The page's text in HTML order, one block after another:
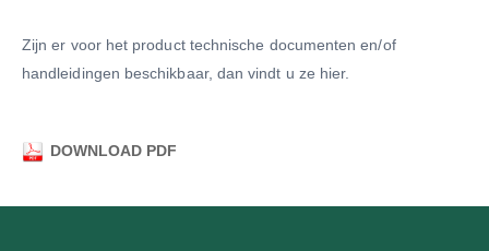
Zijn er voor het product technische documenten en/of
handleidingen beschikbaar, dan vindt u ze hier.
DOWNLOAD PDF